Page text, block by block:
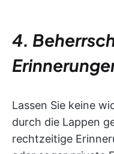
4.
Lassen Sie keine
durch die Lappen
rechtzeitige